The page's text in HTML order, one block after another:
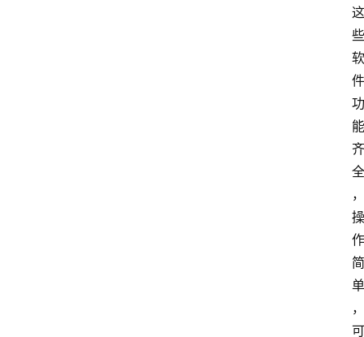
这
些
软
件
功
能
齐
全
，
操
作
简
单
，
可